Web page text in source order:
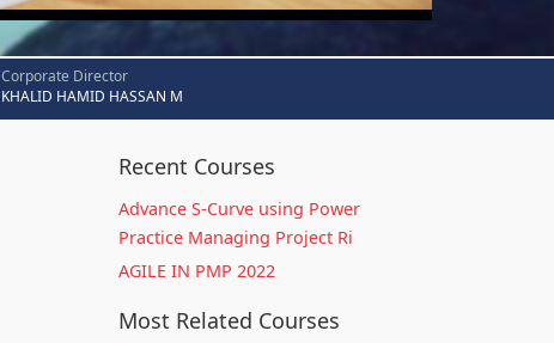
Corporate Director
KHALID HAMID HASSAN M
Recent Courses
Advance S-Curve using Power
Practice Managing Project Ri
AGILE IN PMP 2022
Most Related Courses